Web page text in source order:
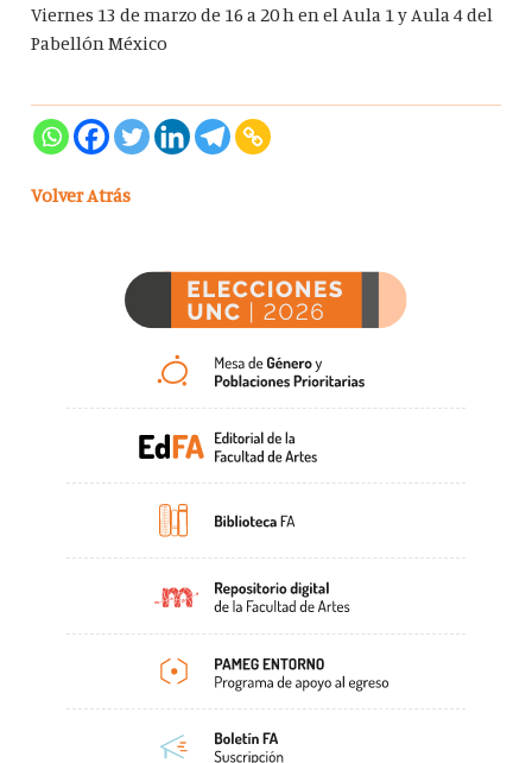
Viernes 13 de marzo de 16 a 20 h en el Aula 1 y Aula 4 del
Pabellón México
Volver Atrás